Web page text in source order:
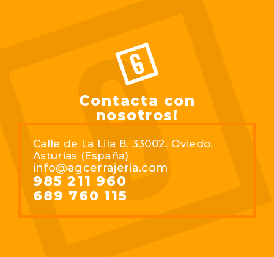
Contacta con
nosotros!
Calle de La Lila 8. 33002. Oviedo.
Asturias (España)
info@agcerrajeria.com
985 211 960
689 760 115